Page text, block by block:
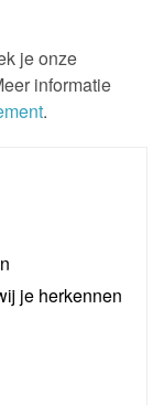
je onze
informatie
.
je herkennen
(erWin en